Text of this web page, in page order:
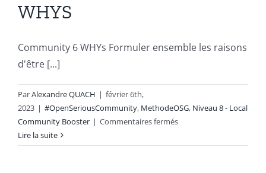
WHYS
Community 6 WHYs Formuler ensemble les raisons
d'être [...]
ParAlexandre QUACH | février 6th,
2023 | #OpenSeriousCommunity, MethodeOSG, Niveau 8 - Local
Community Booster | Commentaires ferméssur
813
Lire la suite